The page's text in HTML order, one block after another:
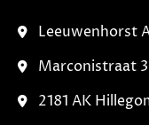
Leeuwenhorst
Marconistraat
2181 AK